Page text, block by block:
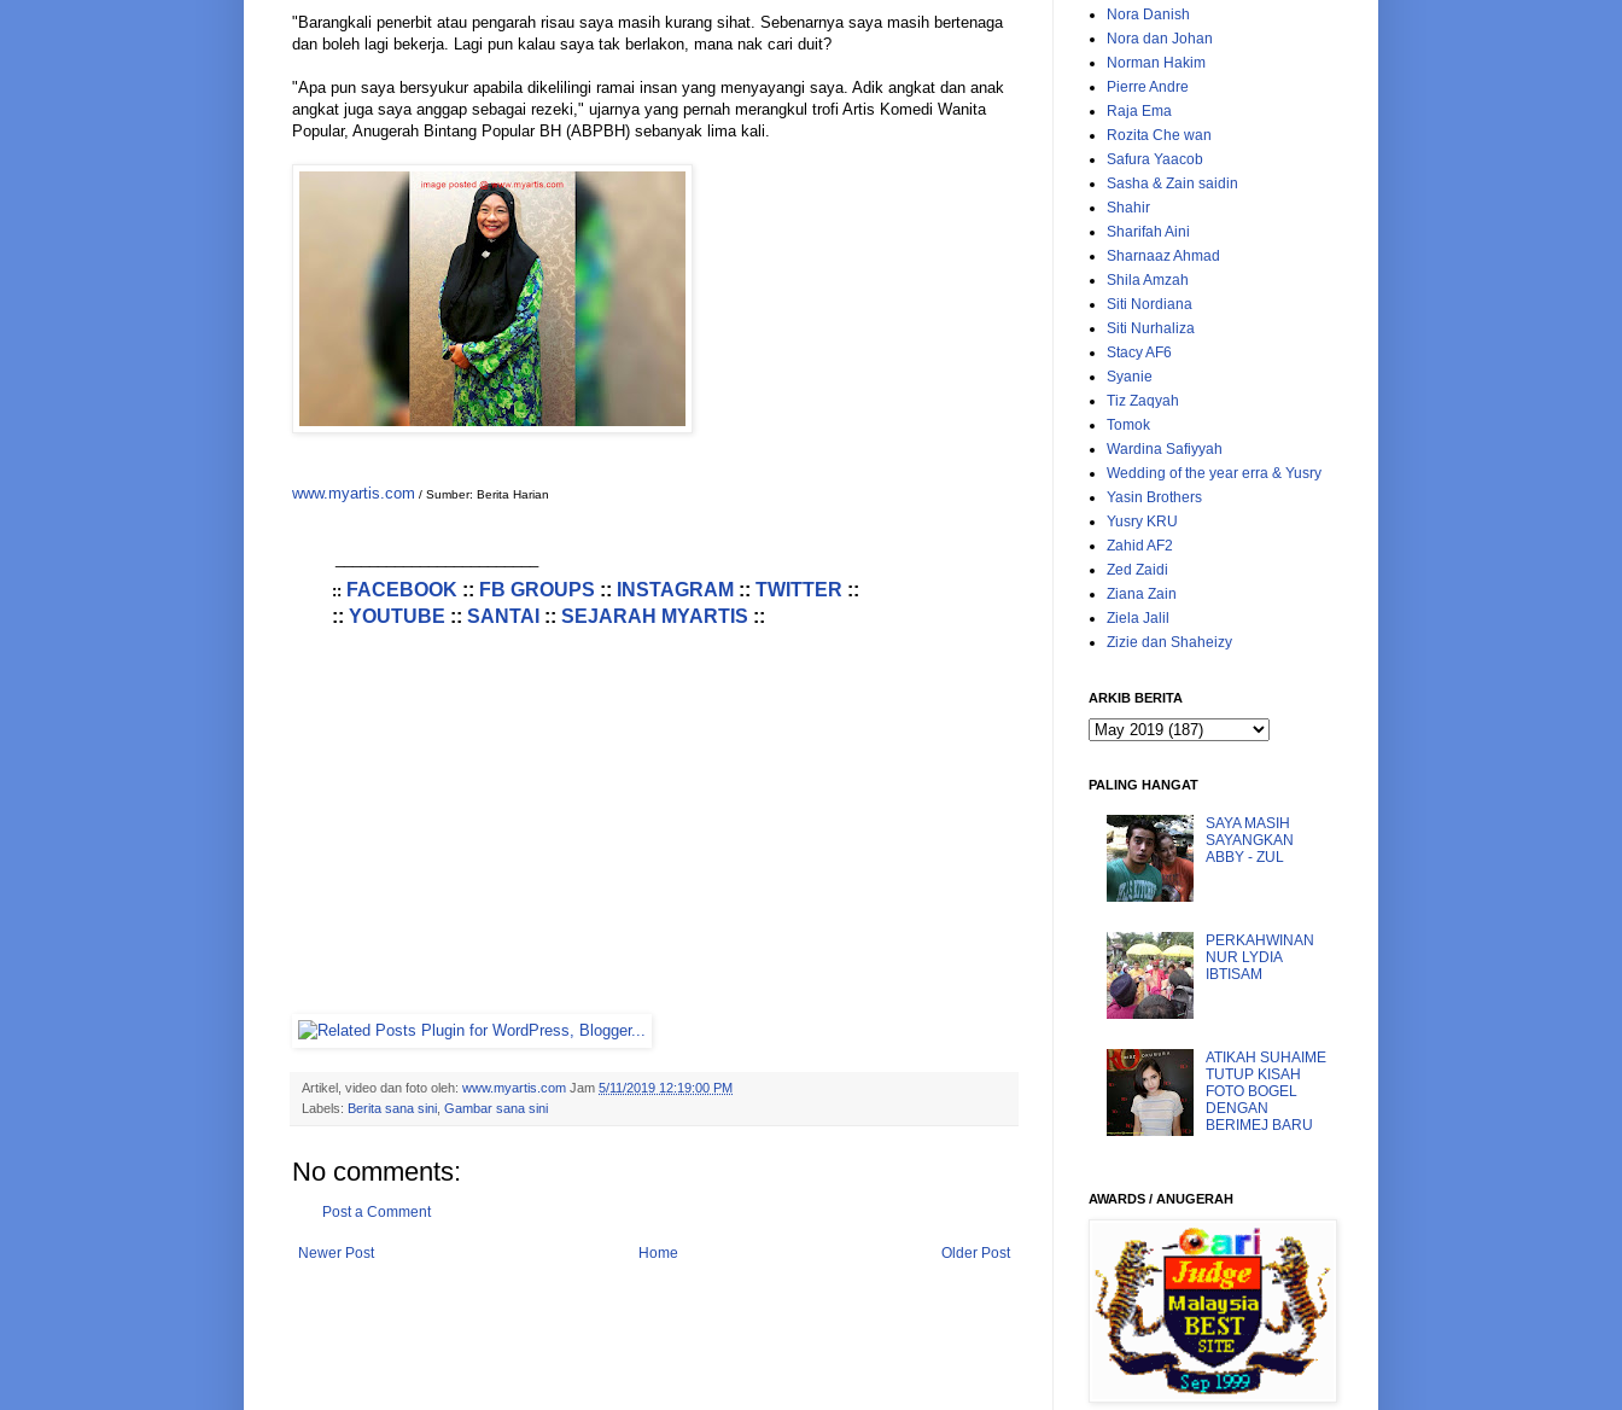
"Barangkali penerbit atau pengarah risau saya masih kurang sihat. Sebenarnya saya masih bertenaga
dan boleh lagi bekerja. Lagi pun kalau saya tak berlakon, mana nak cari duit?
"Apa pun saya bersyukur apabila dikelilingi ramai insan yang menyayangi saya. Adik angkat dan anak
angkat juga saya anggap sebagai rezeki," ujarnya yang pernah merangkul trofi Artis Komedi Wanita
Popular, Anugerah Bintang Popular BH (ABPBH) sebanyak lima kali.
www.myartis.com / Sumber: Berita Harian
:: FACEBOOK :: FB GROUPS :: INSTAGRAM :: TWITTER ::
:: YOUTUBE :: SANTAI :: SEJARAH MYARTIS ::
Artikel, video dan foto oleh: www.myartis.com Jam 5/11/2019 12:19:00 PM
Labels: Berita sana sini Gambar sana sini
No comments:
Post a Comment
Newer Post Older Post
Home
Nora Danish
Nora dan Johan
Norman Hakim
Pierre Andre
Raja Ema
Rozita Che wan
Safura Yaacob
Sasha & Zain saidin
Shahir
Sharifah Aini
Sharnaaz Ahmad
Shila Amzah
Siti Nordiana
Siti Nurhaliza
Stacy AF6
Syanie
Tiz Zaqyah
Tomok
Wardina Safiyyah
Wedding of the year erra & Yusry
Yasin Brothers
Yusry KRU
Zahid AF2
Zed Zaidi
Ziana Zain
Ziela Jalil
Zizie dan Shaheizy
ARKIB BERITA
PALING HANGAT
SAYA MASIH
SAYANGKAN
ABBY - ZUL
PERKAHWINAN
NUR LYDIA
IBTISAM
ATIKAH SUHAIME
TUTUP KISAH
FOTO BOGEL
DENGAN
BERIMEJ BARU
AWARDS / ANUGERAH